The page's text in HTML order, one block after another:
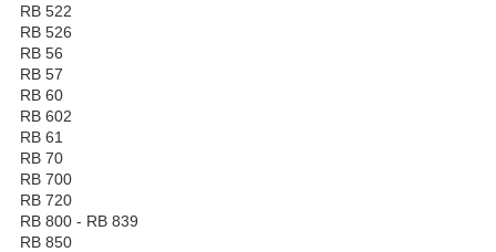
RB 522
RB 526
RB 56
RB 57
RB 60
RB 602
RB 61
RB 70
RB 700
RB 720
RB 800 - RB 839
RB 850